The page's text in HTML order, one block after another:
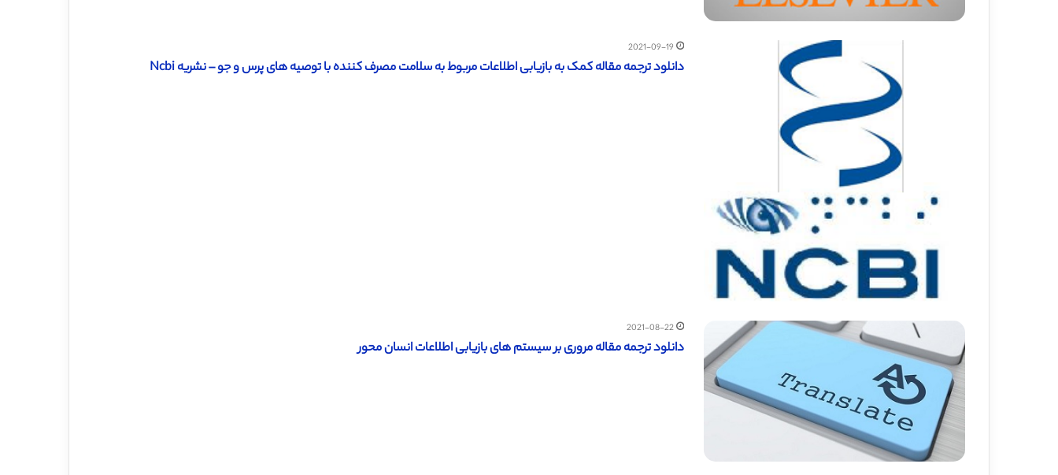
2021-09-19
دانلود ترجمه مقاله کمک به بازیابی اطلاعات مربوط به سلامت مصرف کننده با توصیه های پرس و جو – نشریه Ncbi
2021-08-22
دانلود ترجمه مقاله مروری بر سیستم های بازیابی اطلاعات انسان محور